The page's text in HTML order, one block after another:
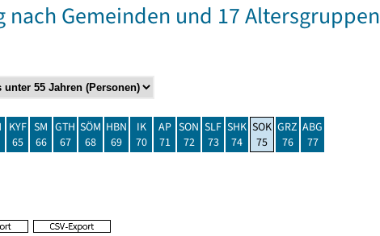
nach Gemeinden und 17 Altersgruppen
KYF
65
SM
66
GTH
67
SÖM
68
HBN
69
IK
70
AP
71
SON
72
SLF
73
SHK
74
SOK
75
GRZ
76
ABG
77